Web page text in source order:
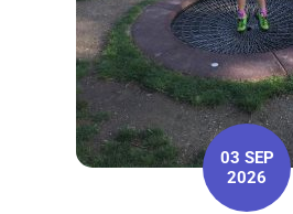
03 SEP
2026